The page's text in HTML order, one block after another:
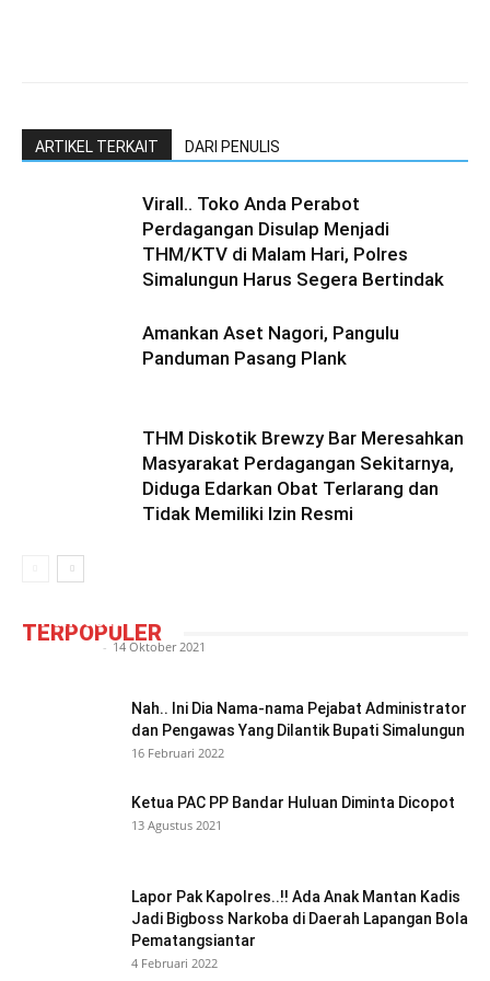
ARTIKEL TERKAIT DARI PENULIS
Virall.. Toko Anda Perabot
Perdagangan Disulap Menjadi
THM/KTV di Malam Hari, Polres
Simalungun Harus Segera Bertindak
Amankan Aset Nagori, Pangulu
Panduman Pasang Plank
THM Diskotik Brewzy Bar Meresahkan
Masyarakat Perdagangan Sekitarnya,
Diduga Edarkan Obat Terlarang dan
Tidak Memiliki Izin Resmi
TERPOPULER
Pancasila
- 14 Oktober 2021
Nah.. Ini Dia Nama-nama Pejabat Administrator
dan Pengawas Yang Dilantik Bupati Simalungun
16 Februari 2022
Ketua PAC PP Bandar Huluan Diminta Dicopot
13 Agustus 2021
Lapor Pak Kapolres..!! Ada Anak Mantan Kadis
Jadi Bigboss Narkoba di Daerah Lapangan Bola
Pematangsiantar
4 Februari 2022